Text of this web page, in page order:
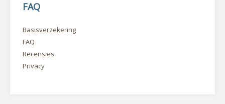
FAQ
Basisverzekering
FAQ
Recensies
Privacy